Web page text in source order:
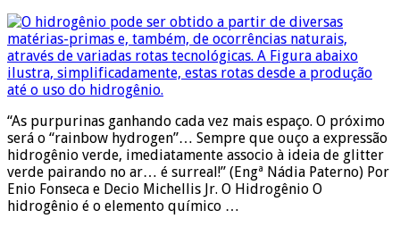
“As purpurinas ganhando cada vez mais espaço. O próximo
será o “rainbow hydrogen”… Sempre que ouço a expressão
hidrogênio verde, imediatamente associo à ideia de glitter
verde pairando no ar… é surreal!” (Engª Nádia Paterno) Por
Enio Fonseca e Decio Michellis Jr. O Hidrogênio O
hidrogênio é o elemento químico …